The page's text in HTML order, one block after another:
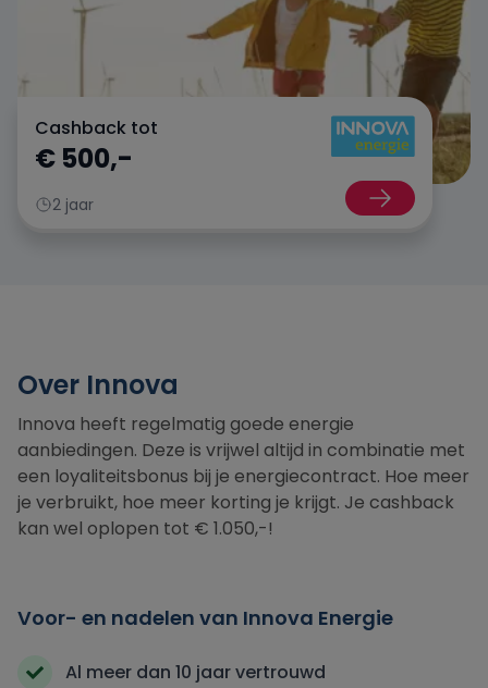
UnitedConsumers
Vattenfall
Cashback tot
€ 500,-
2 jaar
Over Innova
Innova heeft regelmatig goede energie
aanbiedingen. Deze is vrijwel altijd in combinatie met
een loyaliteitsbonus bij je energiecontract. Hoe meer
je verbruikt, hoe meer korting je krijgt. Je cashback
kan wel oplopen tot € 1.050,-!
Voor- en nadelen van Innova Energie
Al meer dan 10 jaar vertrouwd